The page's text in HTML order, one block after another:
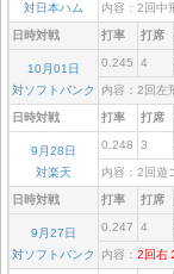
対日本ハム
内容：2回
日時対戦 打率 打席
10月01日
対ソフトバンク
0.245 4
内容：2回
日時対戦 打率 打席
9月28日
対楽天
0.248 3
内容：2回
日時対戦 打率 打席
9月27日
対ソフトバンク
0.247 4
内容： 2回右